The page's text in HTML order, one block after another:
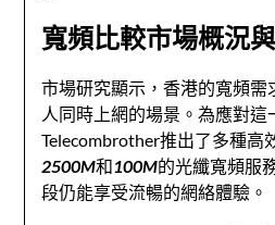
寬頻比較市場概況
市場研究顯示，香港的寬頻需
人同時上網的場景。為應對這
Telecombrother推出了多種高
2500M和100M的光纖寬頻服
段仍能享受流暢的網絡體驗。